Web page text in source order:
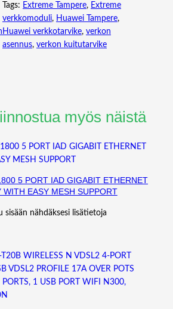
Tags: Extreme Tampere, Extreme
verkkomoduli, Huawei Tampere
Huawei verkkotarvike, verkon
asennus, verkon kuitutarvike
myös näistä
5 PORT IAD GIGABIT ETHERNET
WITH EASY MESH SUPPORT
sisään nähdäksesi lisätietoja